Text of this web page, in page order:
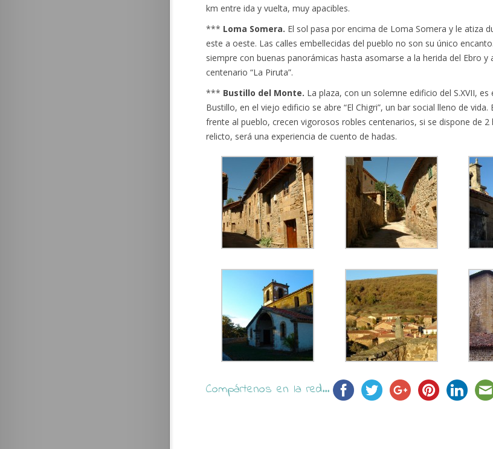
km entre ida y vuelta, muy apacibles.
*** Loma Somera. El sol pasa por encima de Loma Somera y le atiza
este a oeste. Las calles embellecidas del pueblo no son su único
siempre con buenas panorámicas hasta asomarse a la herida del Ebro y
centenario “La Piruta”.
*** Bustillo del Monte. La plaza, con un solemne edificio del S.XVII,
Bustillo, en el viejo edificio se abre “El Chigri”, un bar social lleno de vida.
frente al pueblo, crecen vigorosos robles centenarios, si se dispone de 2
relicto, será una experiencia de cuento de hadas.
Compártenos en la red...